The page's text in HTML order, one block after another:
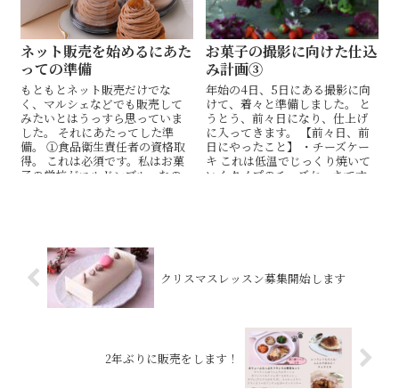
ネット販売を始めるにあた
っての準備
もともとネット販売だけでな
く、マルシェなどでも販売して
みたいとはうっすら思っていま
した。 それにあたってした準
備。 ①食品衛生責任者の資格取
得。 これは必須です。私はお菓
子の学校がコルドンブルーなの
お菓子の撮影に向けた仕込
み計画③
年始の4日、5日にある撮影に向
けて、着々と準備しました。 と
うとう、前々日になり、仕上げ
に入ってきます。 【前々日、前
日にやったこと】 ・チーズケー
キ これは低温でじっくり焼いて
いくタイプのチーズケーキです。
クリスマスレッスン募集開始します
2年ぶりに販売をします！